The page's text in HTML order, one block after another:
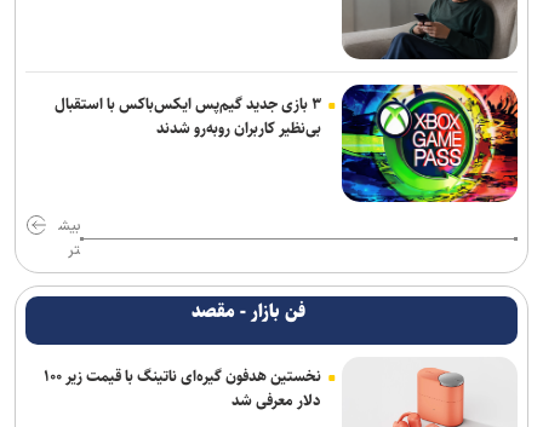
۳ بازی جدید گیم‌پس ایکس‌باکس با استقبال
بی‌نظیر کاربران روبه‌رو شدند
بیش
تر
فن بازار - مقصد
نخستین هدفون گیره‌ای ناتینگ با قیمت زیر ۱۰۰
دلار معرفی شد